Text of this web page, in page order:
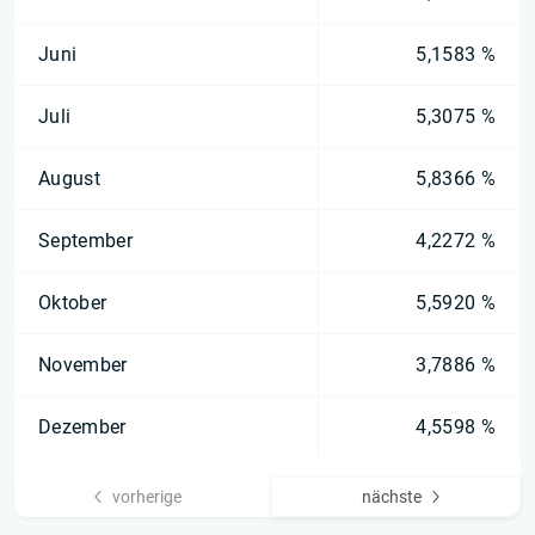
Juni 5,1583 %
Juli 5,3075 %
August 5,8366 %
September 4,2272 %
Oktober 5,5920 %
November 3,7886 %
Dezember 4,5598 %
vorherige nächste